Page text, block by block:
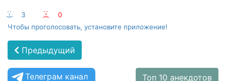
:-) 3 :-(
0
Чтобы проголосовать, установите приложение!
Предыдущий
Телеграм канал Топ 10 анекдотов